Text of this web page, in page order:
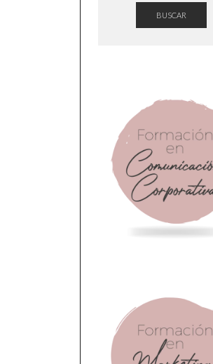
BUSCAR